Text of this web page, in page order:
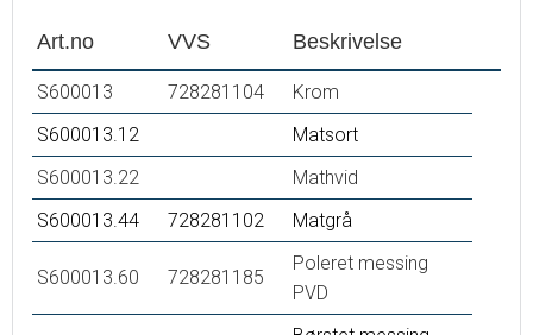
Art.no VVS Beskrivelse
S600013 728281104
Krom
S600013.12
Matsort
S600013.22
Mathvid
S600013.44
728281102 Matgrå
S600013.60 728281185
Poleret messing
PVD